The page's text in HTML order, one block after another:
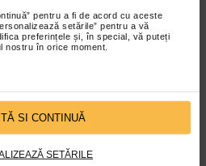
pentru a fi de acord cu aceste
setările” pentru a vă
preferințele și, în special, vă puteți
nostru în orice moment.
SI CONTINUĂ
SETĂRILE
care isi doresc sa
una dintre cele mai bune
15 decembrie 2021
reguli de urmat, meniu si